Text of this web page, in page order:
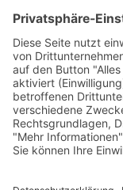
Job:
double-a-